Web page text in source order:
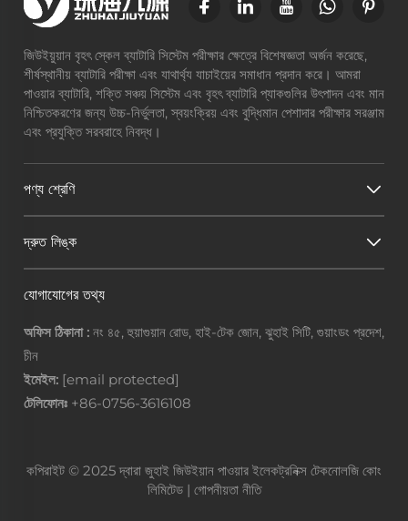
জিউইয়ুয়ান বৃহৎ স্কেল ব্যাটারি সিস্টেম পরীক্ষার ক্ষেত্রে বিশেষজ্ঞতা অর্জন করেছে,
শীর্ষস্থানীয় ব্যাটারি পরীক্ষা এবং যাথার্থ্য যাচাইয়ের সমাধান প্রদান করে। আমরা
পাওয়ার ব্যাটারি, শক্তি সঞ্চয় সিস্টেম এবং বৃহৎ ব্যাটারি প্যাকগুলির উৎপাদন এবং মান
নিশ্চিতকরণের জন্য উচ্চ-নির্ভুলতা, স্বয়ংক্রিয় এবং বুদ্ধিমান পেশাদার পরীক্ষার সরঞ্জাম
এবং প্রযুক্তি সরবরাহে নিবদ্ধ।
পণ্য শ্রেণি
দ্রুত লিঙ্ক
যোগাযোগের তথ্য
অফিস ঠিকানা : নং ৪৫, হুয়াগুয়ান রোড, হাই-টেক জোন, ঝুহাই সিটি, গুয়াংডং প্রদেশ,
চীন
ইমেইল: [email protected]
টেলিফোনঃ +86-0756-3616108
কপিরাইট © 2025 দ্বারা জুহাই জিউইয়ান পাওয়ার ইলেকট্রনিক্স টেকনোলজি কোং
লিমিটেড | গোপনীয়তা নীতি